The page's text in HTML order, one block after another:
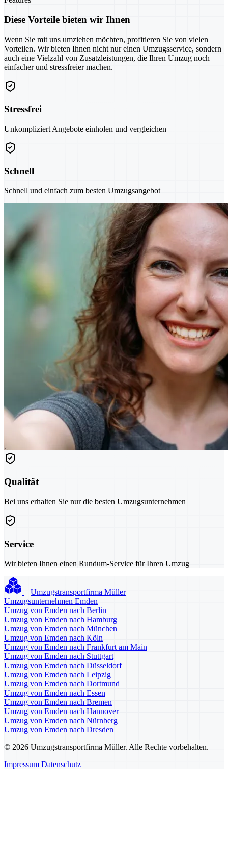
Diese Vorteile bieten wir Ihnen
Wenn Sie mit uns umziehen möchten, profitieren Sie von vielen
Vorteilen. Wir bieten Ihnen nicht nur einen Umzugsservice, sondern
auch eine Vielzahl von Zusatzleistungen, die Ihren Umzug noch
einfacher und stressfreier machen.
Stressfrei
Unkompliziert Angebote einholen und vergleichen
Schnell
Schnell und einfach zum besten Umzugsangebot
Qualität
Bei uns erhalten Sie nur die besten Umzugsunternehmen
Service
Wir bieten Ihnen einen Rundum-Service für Ihren Umzug
Umzugstransportfirma Müller
Umzugsunternehmen Emden
Umzug von Emden nach Berlin
Umzug von Emden nach Hamburg
Umzug von Emden nach München
Umzug von Emden nach Köln
Umzug von Emden nach Frankfurt am Main
Umzug von Emden nach Stuttgart
Umzug von Emden nach Düsseldorf
Umzug von Emden nach Leipzig
Umzug von Emden nach Dortmund
Umzug von Emden nach Essen
Umzug von Emden nach Bremen
Umzug von Emden nach Hannover
Umzug von Emden nach Nürnberg
Umzug von Emden nach Dresden
© 2026 Umzugstransportfirma Müller. Alle Rechte vorbehalten.
Impressum Datenschutz